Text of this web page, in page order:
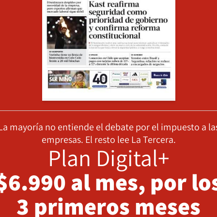
mayoría no entiende el debate por el impuesto a
empresas. El resto lee La Tercera.
Plan Digital+
al mes, por
3 primeros meses